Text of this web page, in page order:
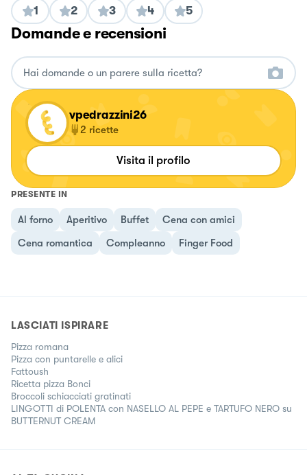
1 2 3 4 5
Domande e recensioni
vpedrazzini26
2 ricette
Visita il profilo
PRESENTE IN
Al forno Aperitivo Buffet
Cena con amici
Cena romantica
Compleanno Finger Food
LASCIATI ISPIRARE
Pizza romana
Pizza con puntarelle e alici
Fattoush
Ricetta pizza Bonci
Broccoli schiacciati gratinati
LINGOTTI di POLENTA con NASELLO AL PEPE e TARTUFO NERO su
BUTTERNUT CREAM